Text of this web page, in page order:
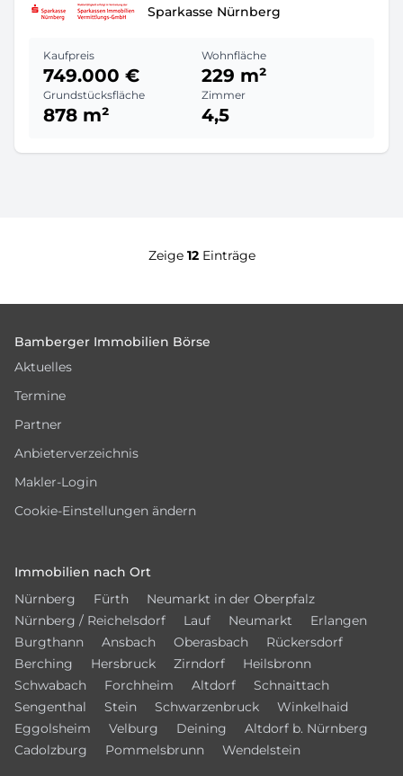
Sparkasse Nürnberg
Kaufpreis
749.000 €
Wohnfläche
229 m²
Grundstücksfläche
878 m²
Zimmer
4,5
Zeige 12Einträge
Bamberger Immobilien Börse
Aktuelles
Termine
Partner
Anbieterverzeichnis
Makler-Login
Cookie-Einstellungen ändern
Immobilien nach Ort
Nürnberg
Fürth
Neumarkt in der Oberpfalz
Nürnberg / Reichelsdorf
Lauf Neumarkt
Erlangen
Burgthann
Ansbach Oberasbach
Rückersdorf
Berching
Hersbruck Zirndorf
Heilsbronn
Schwabach
Forchheim Altdorf
Schnaittach
Sengenthal
Stein Schwarzenbruck
Winkelhaid
Eggolsheim
Velburg Deining
Altdorf b. Nürnberg
Cadolzburg
Pommelsbrunn Wendelstein